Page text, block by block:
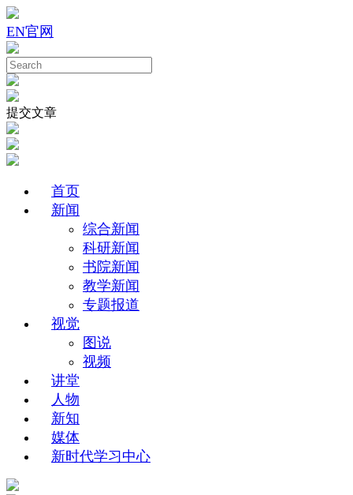
EN官网
提交文章
首页
新闻
综合新闻
科研新闻
书院新闻
教学新闻
专题报道
视觉
图说
视频
讲堂
人物
新知
媒体
新时代学习中心